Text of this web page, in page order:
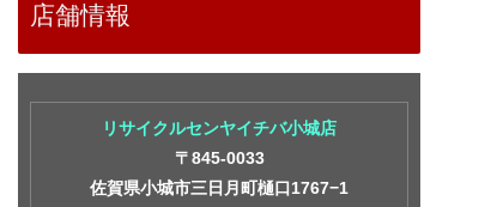
店舗情報
リサイクルセンヤイチバ小城店
〒845-0033
佐賀県小城市三日月町樋口1767−1